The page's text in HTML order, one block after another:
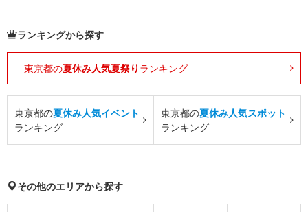
ランキングから探す
東京都の夏休み人気夏祭り ランキング
東京都の夏休み人気イベント
ランキング
東京都の夏休み人気スポット
ランキング
その他のエリアから探す